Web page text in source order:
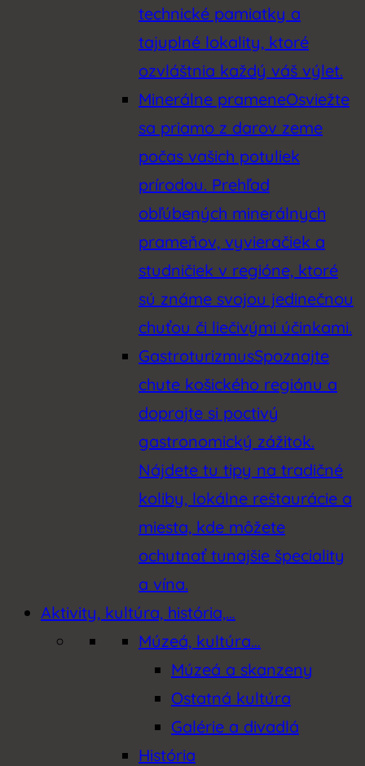
technické pamiatky a
tajuplné lokality, ktoré
ozvláštnia každý váš výlet.
Minerálne prameneOsviežte
sa priamo z darov zeme
počas vašich potuliek
prírodou. Prehľad
obľúbených minerálnych
prameňov, vyvieračiek a
studničiek v regióne, ktoré
sú známe svojou jedinečnou
chuťou či liečivými účinkami.
GastroturizmusSpoznajte
chute košického regiónu a
doprajte si poctivý
gastronomický zážitok.
Nájdete tu tipy na tradičné
koliby, lokálne reštaurácie a
miesta, kde môžete
ochutnať tunajšie špeciality
a vína.
Aktivity, kultúra, história,…
Múzeá, kultúra…
Múzeá a skanzeny
Ostatná kultúra
Galérie a divadlá
História